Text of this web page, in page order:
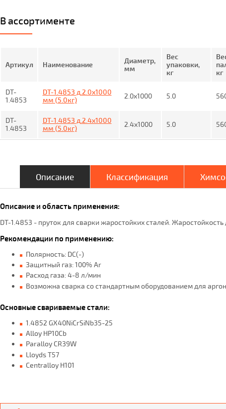
В ассортименте
Артикул Наименование
Диаметр,
мм
Вес
упаковки,
кг
кг
DT-
1.4853
DT-1.4853 д.2.0x1000
мм (5.0кг)
2.0x1000 5.0
DT-
1.4853
DT-1.4853 д.2.4x1000
мм (5.0кг)
2.4x1000 5.0
Описание Классификация
Описание и область применения:
DT-1.4853 - пруток для сварки жаростойких сталей.
Рекомендации по применению:
Полярность: DC(-)
Защитный газ: 100% Ar
Расход газа: 4-8 л/мин
Возможна сварка со стандартным оборудованием для
Основные свариваемые стали:
1.4852 GX40NiCrSiNb35-25
Alloy HP10Cb
Paralloy CR39W
Lloyds T57
Centralloy H101